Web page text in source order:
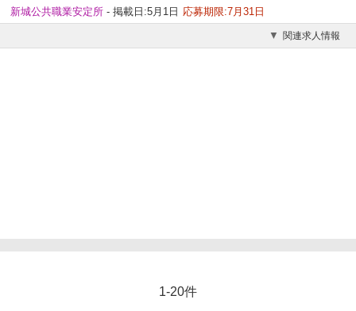
新城公共職業安定所 - 掲載日:5月1日 応募期限:7月31日
関連求人情報
1-20件